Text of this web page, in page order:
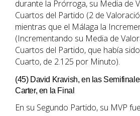
durante la Prórroga, su Media de
Cuartos del Partido (2 de
mientras que el Málaga la
(Incrementando su Media de
Cuartos del Partido, que había
Cuarto, de 2.125 por Minuto).
(45) David Kravish, en las
Carter, en la Final
En su Segundo Partido, su MVP